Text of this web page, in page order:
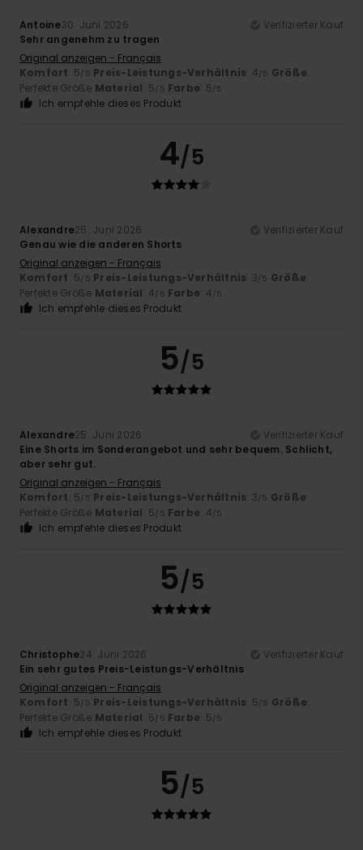
Antoine30. Juni 2026
Verifizierter Kauf
Sehr angenehm zu tragen
Original anzeigen - Français
Komfort: 5/5 Preis-Leistungs-Verhältnis: 4/5 Größe:
Perfekte Größe Material: 5/5 Farbe: 5/5
Ich empfehle dieses Produkt
4/5
Alexandre25. Juni 2026
Verifizierter Kauf
Genau wie die anderen Shorts
Original anzeigen - Français
Komfort: 5/5 Preis-Leistungs-Verhältnis: 3/5 Größe:
Perfekte Größe Material: 4/5 Farbe: 4/5
Ich empfehle dieses Produkt
5/5
Alexandre25. Juni 2026
Verifizierter Kauf
Eine Shorts im Sonderangebot und sehr bequem. Schlicht,
aber sehr gut.
Original anzeigen - Français
Komfort: 5/5 Preis-Leistungs-Verhältnis: 3/5 Größe:
Perfekte Größe Material: 5/5 Farbe: 4/5
Ich empfehle dieses Produkt
5/5
Christophe24. Juni 2026
Verifizierter Kauf
Ein sehr gutes Preis-Leistungs-Verhältnis
Original anzeigen - Français
Komfort: 5/5 Preis-Leistungs-Verhältnis: 5/5 Größe:
Perfekte Größe Material: 5/5 Farbe: 5/5
Ich empfehle dieses Produkt
5/5